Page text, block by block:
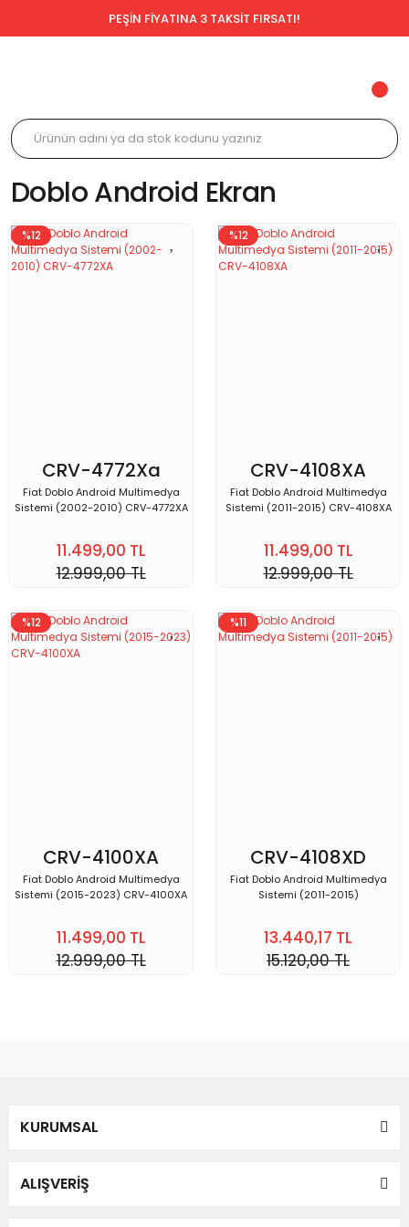
PEŞİN FİYATINA 3 TAKSİT FIRSATI!
Doblo Android Ekran
%12
CRV-4772Xa
Fiat Doblo Android Multimedya
Sistemi (2002-2010) CRV-4772XA
11.499,00 TL
12.999,00 TL
%12
CRV-4108XA
Fiat Doblo Android Multimedya
Sistemi (2011-2015) CRV-4108XA
11.499,00 TL
12.999,00 TL
%12
CRV-4100XA
Fiat Doblo Android Multimedya
Sistemi (2015-2023) CRV-4100XA
11.499,00 TL
12.999,00 TL
%11
CRV-4108XD
Fiat Doblo Android Multimedya
Sistemi (2011-2015)
13.440,17 TL
15.120,00 TL
KURUMSAL
ALIŞVERİŞ